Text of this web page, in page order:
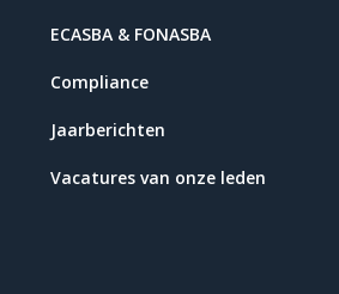
ECASBA & FONASBA
Compliance
Jaarberichten
Vacatures van onze leden